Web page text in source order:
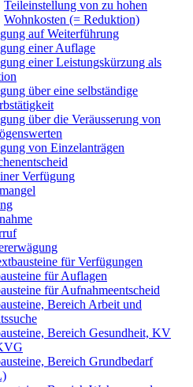
Teileinstellung von zu hohen
Wohnkosten (= Reduktion)
auf Weiterführung
einer Auflage
einer Leistungskürzung als
über eine selbständige
über die Veräusserung von
von Einzelanträgen
Verfügung
für Verfügungen
für Auflagen
für Aufnahmeentscheid
Bereich Arbeit und
Bereich Gesundheit, KV
Bereich Grundbedarf